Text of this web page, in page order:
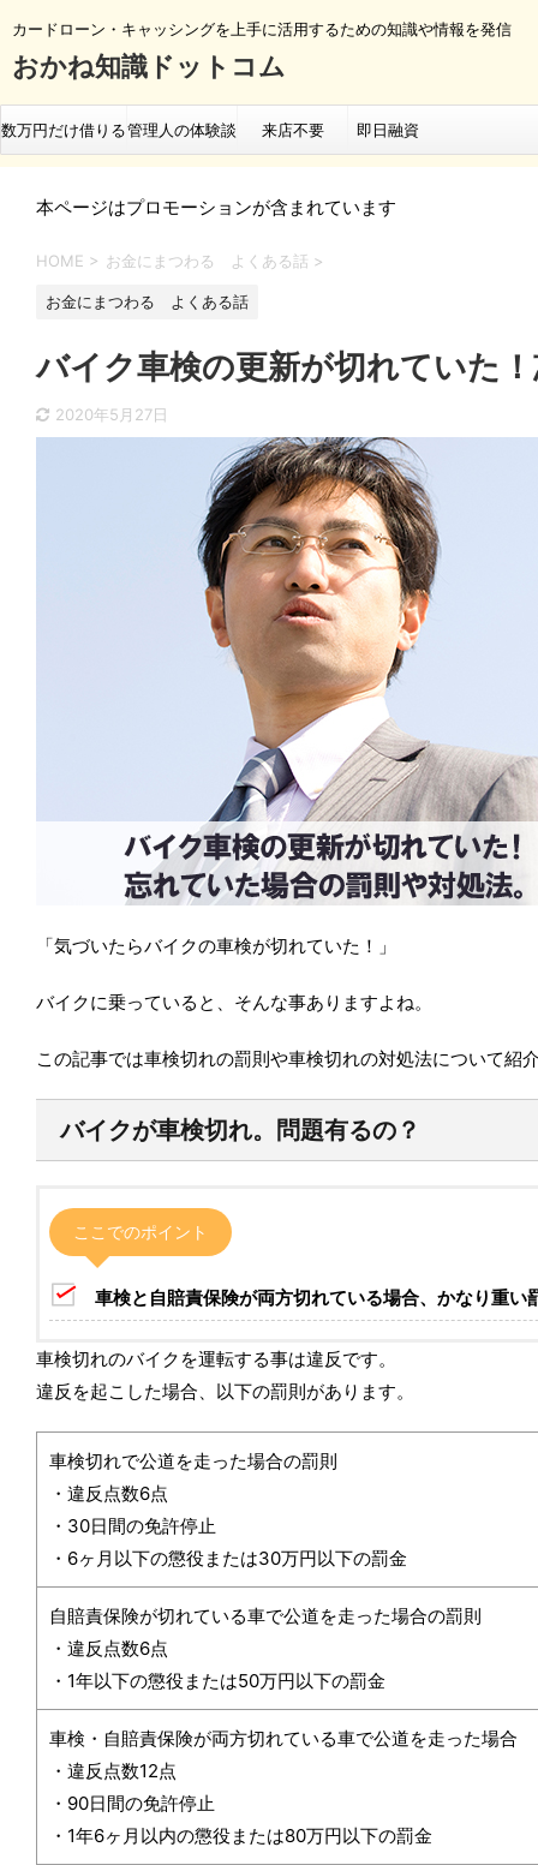
カードローン・キャッシングを上手に活用するための知識や情報を発信
おかね知識ドットコム
数万円だけ借りる管理人の体験談 来店不要 即日融資
本ページはプロモーションが含まれています
HOME > お金にまつわる よくある話 >
お金にまつわる よくある話
バイク車検の更新が切れていた
2020年5月27日
「気づいたらバイクの車検が切れていた！」
バイクに乗っていると、そんな事ありますよね。
この記事では車検切れの罰則や車検切れの対処法について紹介
バイクが車検切れ。問題有るの？
ここでのポイント
車検と自賠責保険が両方切れている場合、かなり重い
車検切れのバイクを運転する事は違反です。
違反を起こした場合、以下の罰則があります。
車検切れで公道を走った場合の罰則
・違反点数6点
・30日間の免許停止
・6ヶ月以下の懲役または30万円以下の罰金
自賠責保険が切れている車で公道を走った場合の罰則
・違反点数6点
・1年以下の懲役または50万円以下の罰金
車検・自賠責保険が両方切れている車で公道を走った場合
・違反点数12点
・90日間の免許停止
・1年6ヶ月以内の懲役または80万円以下の罰金